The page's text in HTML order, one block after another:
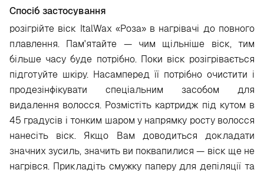
Спосіб застосування
розігрійте віск ItalWax «Роза» в нагрівачі до повного
плавлення. Пам'ятайте — чим щільніше віск, тим
більше часу буде потрібно. Поки віск розігрівається
підготуйте шкіру. Насамперед її потрібно очистити і
продезінфікувати спеціальним засобом для
видалення волосся. Розмістіть картридж під кутом в
45 градусів і тонким шаром у напрямку росту волосся
нанесіть віск. Якщо Вам доводиться докладати
значних зусиль, значить ви поквапилися — віск ще не
нагрівся. Прикладіть смужку паперу для депіляції та